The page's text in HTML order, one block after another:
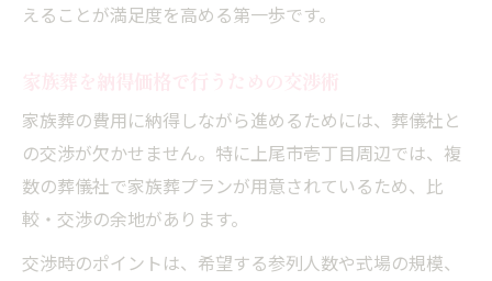
えることが満足度を高める第一歩です。
家族葬の費用に納得しながら進めるためには、葬儀社と
の交渉が欠かせません。特に上尾市壱丁目周辺では、複
数の葬儀社で家族葬プランが用意されているため、比
較・交渉の余地があります。
交渉時のポイントは、希望する参列人数や式場の規模、